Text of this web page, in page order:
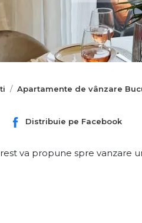
Apartamente de vânzare
Distribuie pe Facebook
va propune spre vanzare